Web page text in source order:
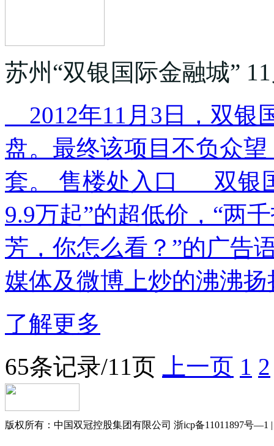
苏州“双银国际金融城”
2012年11月3日，双银
盘。最终该项目不负众
套。 售楼处入口 双银
9.9万起”的超低价，“两
芳，你怎么看？”的广告
媒体及微博上炒的沸沸
了解更多
65条记录/11页
上一页 1 2
版权所有：中国双冠控股集团有限公司 浙icp备11011897号—1